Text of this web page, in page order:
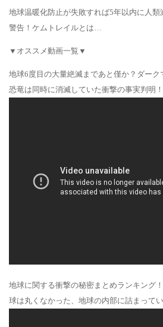
地球温暖化防止が失敗すれば5年以内に人
警告！ケムトレイルとは…
▼オススメ動画一覧▼
地球6度目の大量絶滅まであと僅か？ダーク
恐竜は同時に消滅していた衝撃の事実判明！
地球に関する衝撃の秘密まとめランキング
球は丸くなかった、地球の内部に詰まって